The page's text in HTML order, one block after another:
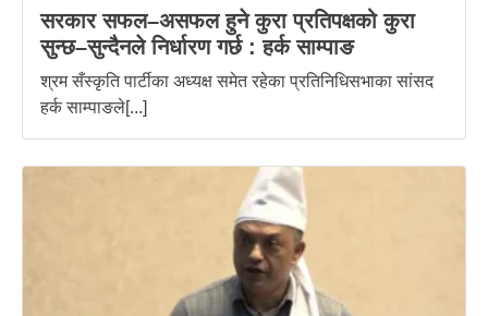
सरकार सफल–असफल हुने कुरा प्रतिपक्षको कुरा
सुन्छ–सुन्दैनले निर्धारण गर्छ : हर्क साम्पाङ
श्रम सँस्कृति पार्टीका अध्यक्ष समेत रहेका प्रतिनिधिसभाका सांसद
हर्क साम्पाङले[...]